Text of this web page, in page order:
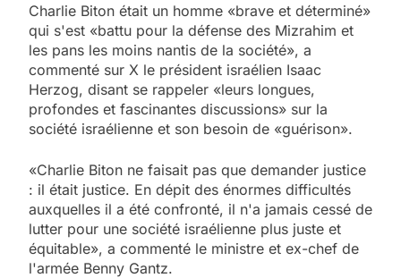
Charlie Biton était un homme «brave et déterminé»
qui s'est «battu pour la défense des Mizrahim et
les pans les moins nantis de la société», a
commenté sur X le président israélien Isaac
Herzog, disant se rappeler «leurs longues,
profondes et fascinantes discussions» sur la
société israélienne et son besoin de «guérison».
«Charlie Biton ne faisait pas que demander justice
: il était justice. En dépit des énormes difficultés
auxquelles il a été confronté, il n'a jamais cessé de
lutter pour une société israélienne plus juste et
équitable», a commenté le ministre et ex-chef de
l'armée Benny Gantz.